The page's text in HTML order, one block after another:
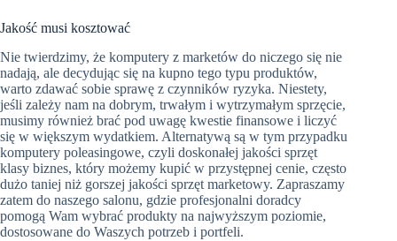
Jakość musi kosztować
Nie twierdzimy, że komputery z marketów do niczego się nie
nadają, ale decydując się na kupno tego typu produktów,
warto zdawać sobie sprawę z czynników ryzyka. Niestety,
jeśli zależy nam na dobrym, trwałym i wytrzymałym sprzęcie,
musimy również brać pod uwagę kwestie finansowe i liczyć
się w większym wydatkiem. Alternatywą są w tym przypadku
komputery poleasingowe, czyli doskonałej jakości sprzęt
klasy biznes, który możemy kupić w przystępnej cenie, często
dużo taniej niż gorszej jakości sprzęt marketowy. Zapraszamy
zatem do naszego salonu, gdzie profesjonalni doradcy
pomogą Wam wybrać produkty na najwyższym poziomie,
dostosowane do Waszych potrzeb i portfeli.